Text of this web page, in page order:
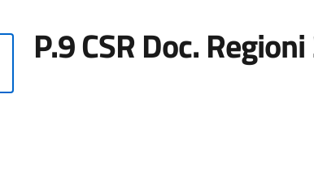
P.9 CSR Doc.